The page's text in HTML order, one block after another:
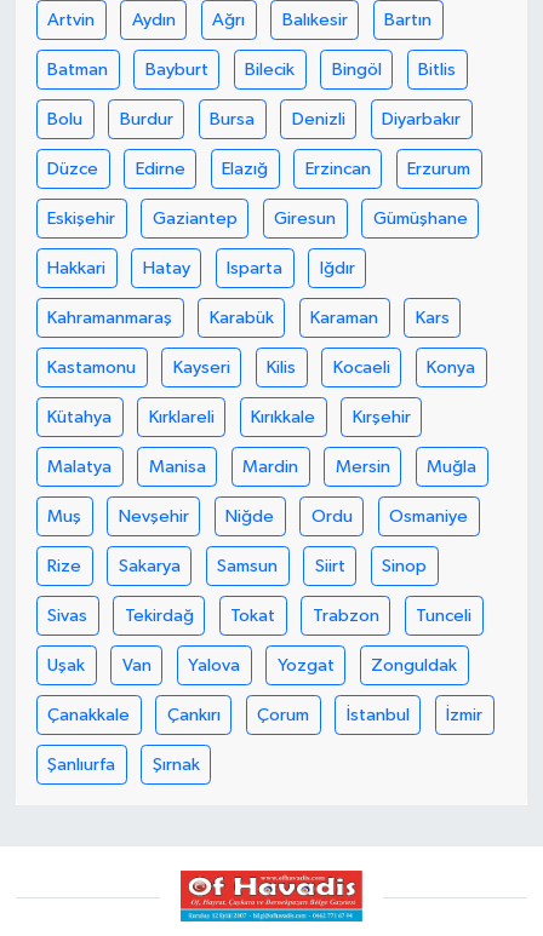
Artvin Aydın Ağrı Balıkesir Bartın
Batman Bayburt Bilecik Bingöl Bitlis
Bolu Burdur Bursa Denizli Diyarbakır
Düzce Edirne Elazığ Erzincan Erzurum
Eskişehir Gaziantep Giresun Gümüşhane
Hakkari Hatay Isparta Iğdır
Kahramanmaraş Karabük Karaman Kars
Kastamonu Kayseri Kilis Kocaeli Konya
Kütahya Kırklareli Kırıkkale Kırşehir
Malatya Manisa Mardin Mersin Muğla
Muş Nevşehir Niğde Ordu Osmaniye
Rize Sakarya Samsun Siirt Sinop
Sivas Tekirdağ Tokat Trabzon Tunceli
Uşak Van Yalova Yozgat Zonguldak
Çanakkale Çankırı Çorum İstanbul İzmir
Şanlıurfa Şırnak